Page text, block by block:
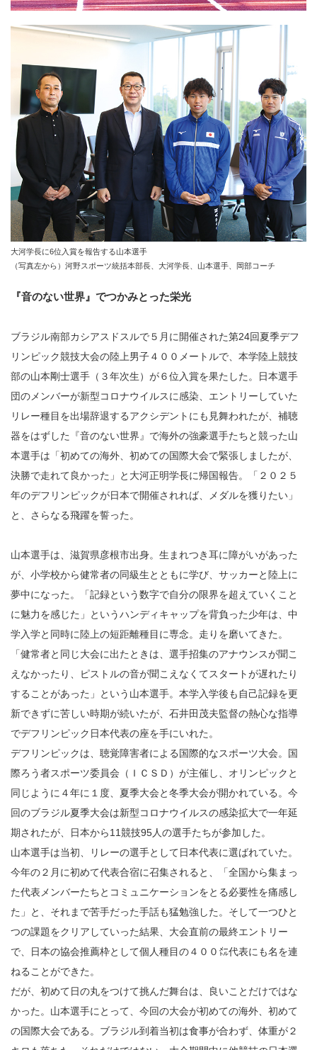
大河学長に6位入賞を報告する山本選手
（写真左から）河野スポーツ統括本部長、大河学長、山本選手、岡部コーチ
『音のない世界』でつかみとった栄光
ブラジル南部カシアスドスルで５月に開催された第24回夏季デフ
リンピック競技大会の陸上男子４００メートルで、本学陸上競技
部の山本剛士選手（３年次生）が６位入賞を果たした。日本選手
団のメンバーが新型コロナウイルスに感染、エントリーしていた
リレー種目を出場辞退するアクシデントにも見舞われたが、補聴
器をはずした『音のない世界』で海外の強豪選手たちと競った山
本選手は「初めての海外、初めての国際大会で緊張しましたが、
決勝で走れて良かった」と大河正明学長に帰国報告。「２０２５
年のデフリンピックが日本で開催されれば、メダルを獲りたい」
と、さらなる飛躍を誓った。
山本選手は、滋賀県彦根市出身。生まれつき耳に障がいがあった
が、小学校から健常者の同級生とともに学び、サッカーと陸上に
夢中になった。「記録という数字で自分の限界を超えていくこと
に魅力を感じた」というハンディキャップを背負った少年は、中
学入学と同時に陸上の短距離種目に専念。走りを磨いてきた。
「健常者と同じ大会に出たときは、選手招集のアナウンスが聞こ
えなかったり、ピストルの音が聞こえなくてスタートが遅れたり
することがあった」という山本選手。本学入学後も自己記録を更
新できずに苦しい時期が続いたが、石井田茂夫監督の熱心な指導
でデフリンピック日本代表の座を手にいれた。
デフリンピックは、聴覚障害者による国際的なスポーツ大会。国
際ろう者スポーツ委員会（ＩＣＳＤ）が主催し、オリンピックと
同じように４年に１度、夏季大会と冬季大会が開かれている。今
回のブラジル夏季大会は新型コロナウイルスの感染拡大で一年延
期されたが、日本から11競技95人の選手たちが参加した。
山本選手は当初、リレーの選手として日本代表に選ばれていた。
今年の２月に初めて代表合宿に召集されると、「全国から集まっ
た代表メンバーたちとコミュニケーションをとる必要性を痛感し
た」と、それまで苦手だった手話も猛勉強した。そして一つひと
つの課題をクリアしていった結果、大会直前の最終エントリー
で、日本の協会推薦枠として個人種目の４００㍍代表にも名を連
ねることができた。
だが、初めて日の丸をつけて挑んだ舞台は、良いことだけではな
かった。山本選手にとって、今回の大会が初めての海外、初めて
の国際大会である。ブラジル到着当初は食事が合わず、体重が２